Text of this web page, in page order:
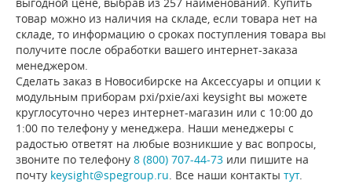
товар можно из наличия на складе, если товара нет на
складе, то информацию о сроках поступления товара вы
получите после обработки вашего интернет-заказа
менеджером.
Сделать заказ в Новосибирске на Аксессуары и опции к
модульным приборам pxi/pxie/axi keysight вы можете
круглосуточно через интернет-магазин или с 10:00 до
1:00 по телефону у менеджера. Наши менеджеры с
радостью ответят на любые возникшие у вас вопросы,
звоните по телефону 8 (800) 707-44-73 или пишите на
почту keysight@spegroup.ru. Все наши контакты тут.